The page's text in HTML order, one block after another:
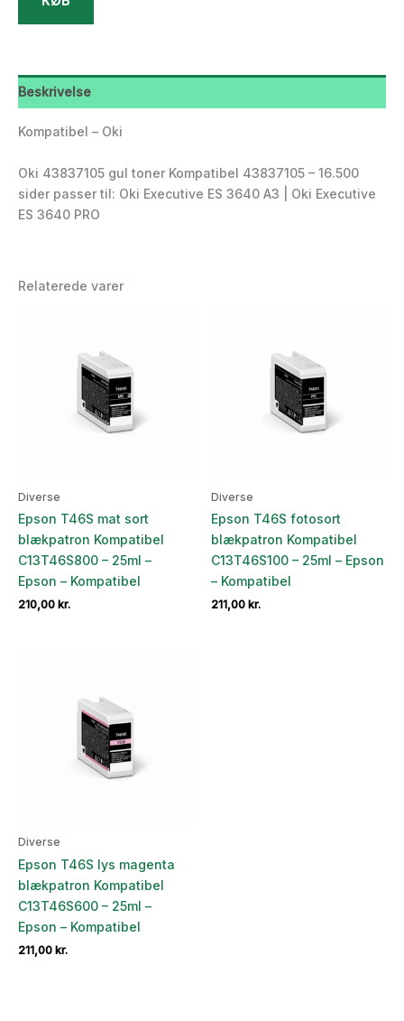
Beskrivelse
Kompatibel – Oki
Oki 43837105 gul toner Kompatibel 43837105 – 16.500
sider passer til: Oki Executive ES 3640 A3 | Oki Executive
ES 3640 PRO
Relaterede varer
Diverse
Epson T46S mat sort
blækpatron Kompatibel
C13T46S800 – 25ml –
Epson – Kompatibel
210,00 kr.
Diverse
Epson T46S fotosort
blækpatron Kompatibel
C13T46S100 – 25ml – Epson
– Kompatibel
211,00 kr.
Diverse
Epson T46S lys magenta
blækpatron Kompatibel
C13T46S600 – 25ml –
Epson – Kompatibel
211,00 kr.